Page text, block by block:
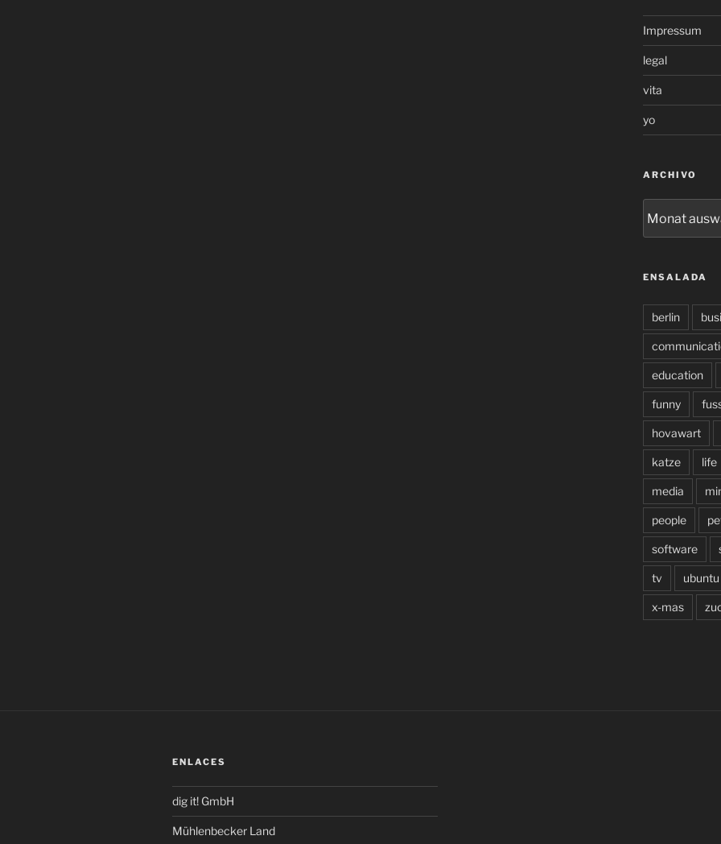
Impressum
legal
vita
yo
ARCHIVO
ENSALADA
berlin
education
funny
hovawart
katze life
media
people
software
tv ubuntu
x-mas
ENLACES
dig it! GmbH
Mühlenbecker Land